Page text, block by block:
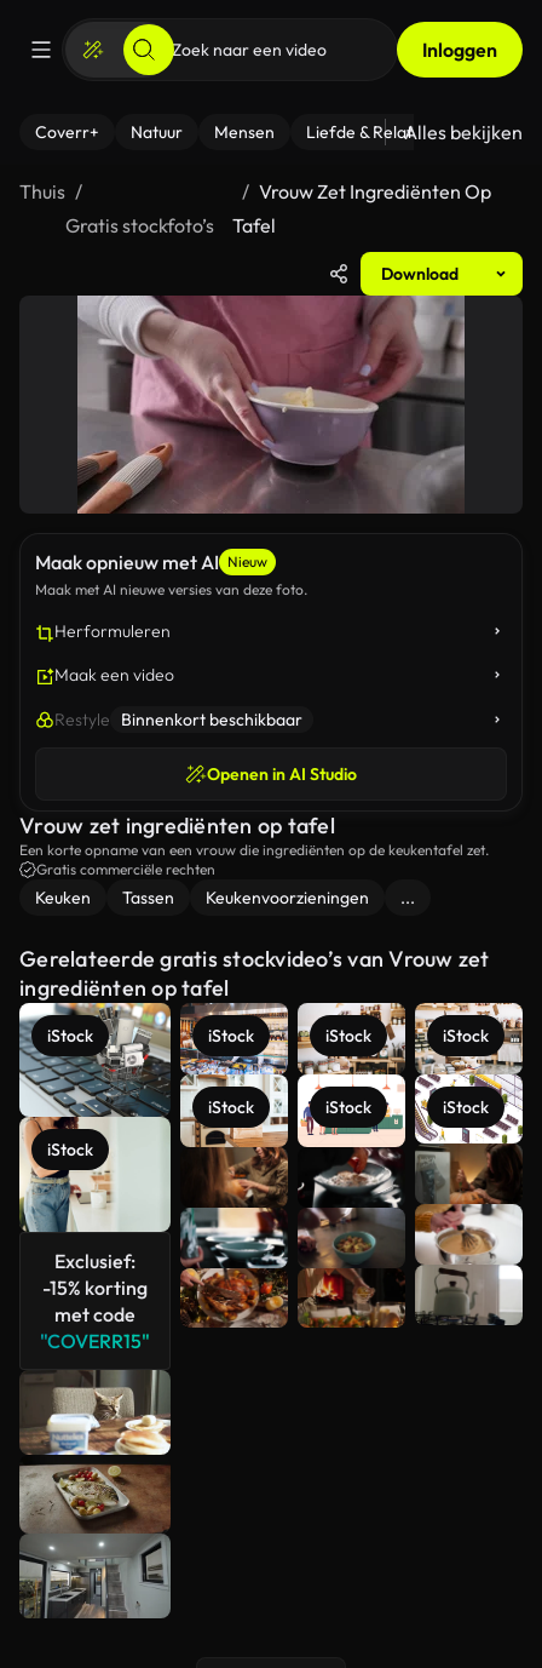
Inloggen
Coverr+ Natuur Mensen Liefde & Relaties - Fitness
Alles bekijken
Thuis
Gratis stockfoto’s
Vrouw Zet Ingrediënten Op
Tafel
Download
Maak opnieuw met AI Nieuw
Maak met AI nieuwe versies van deze foto.
Herformuleren
Maak een video
Restyle Binnenkort beschikbaar
Openen in AI Studio
Vrouw zet ingrediënten op tafel
Een korte opname van een vrouw die ingrediënten op de keukentafel zet.
Gratis commerciële rechten
Keuken Tassen Keukenvoorzieningen ...
Gerelateerde gratis stockvideo’s van Vrouw zet
ingrediënten op tafel
iStock
iStock
Exclusief:
-15% korting
met code
"COVERR15"
iStock
iStock
iStock
iStock
iStock
iStock
Meer
bekijken